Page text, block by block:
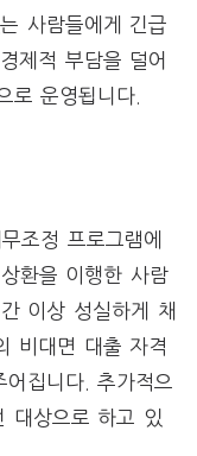
사람들에게 긴급
제적 부담을 덜어
로 운영됩니다.
조정 프로그램에
환을 이행한 사람
이상 성실하게 채
비대면 대출 자격
집니다. 추가적으
대상으로 하고 있